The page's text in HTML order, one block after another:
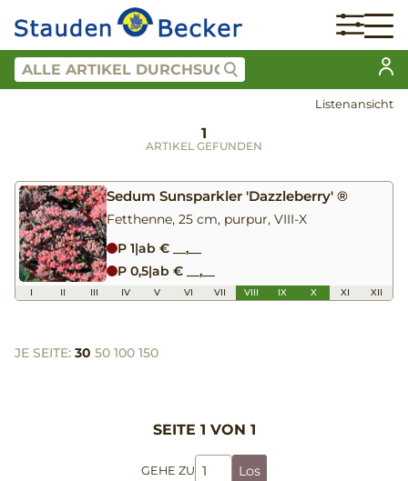
Listenansicht
1
ARTIKEL GEFUNDEN
Sedum Sunsparkler 'Dazzleberry' ®
Fetthenne, 25 cm, purpur, VIII-X
P 1|ab € __,__
P 0,5|ab € __,__
I II III IV V VI VII VIII IX X XI XII
JE SEITE: 30 50 100 150
SEITE 1 VON 1
GEHE ZU Los